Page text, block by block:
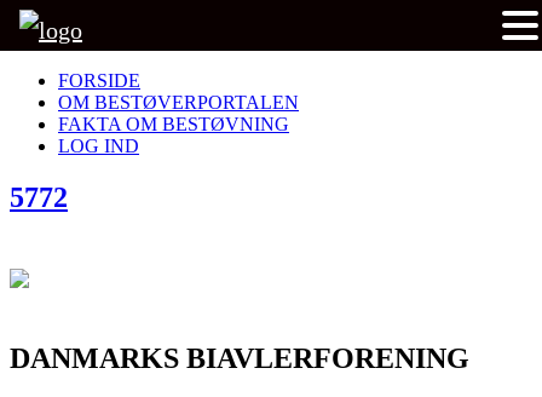
FORSIDE
OM BESTØVERPORTALEN
FAKTA OM BESTØVNING
LOG IND
5772
DANMARKS BIAVLERFORENING